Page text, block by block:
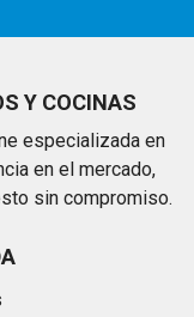
Y COCINAS
especializada en
en el mercado,
sin compromiso.